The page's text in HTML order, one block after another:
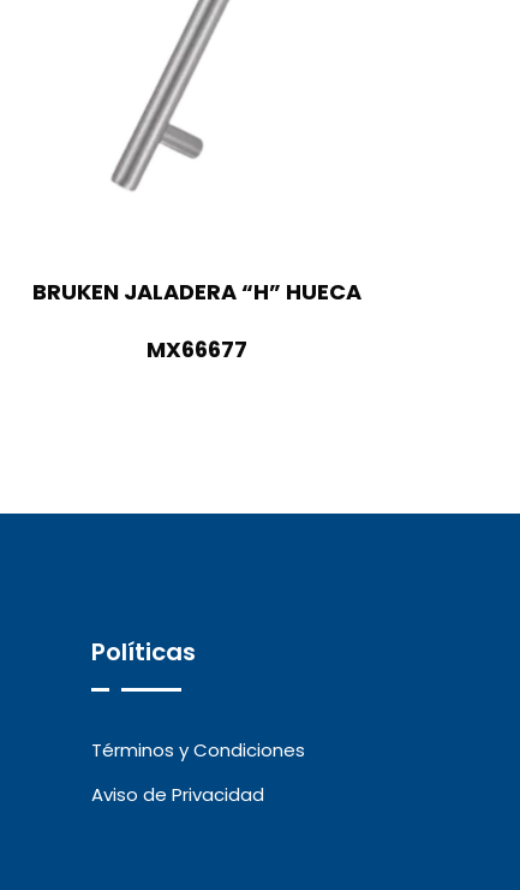
BRUKEN JALADERA “H” HUECA
MX66677
Políticas
Términos y Condiciones
Aviso de Privacidad